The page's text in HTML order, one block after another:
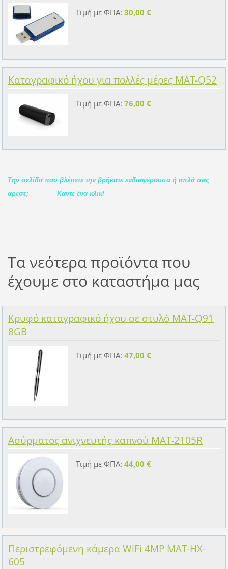
Τιμή με ΦΠΑ: 30,00 €
Καταγραφικό ήχου για πολλές μέρες MAT-Q52
Τιμή με ΦΠΑ: 76,00 €
Την σελίδα που βλέπετε την βρήκατε ενδιαφέρουσα ή απλά σας
άρεσε; Κάντε ένα κλικ!
Τα νεότερα προϊόντα που
έχουμε στο καταστήμα μας
Κρυφό καταγραφικό ήχου σε στυλό MAT-Q91
8GB
Τιμή με ΦΠΑ: 47,00 €
Ασύρματος ανιχνευτής καπνού MAT-2105R
Τιμή με ΦΠΑ: 44,00 €
Περιστρεφόμενη κάμερα WiFi 4MP MAT-HX-
605